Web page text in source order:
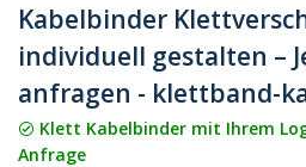
Kabelbinder
individuell gestalten –
anfragen - klettband-
Klett Kabelbinder mit Ihrem
Anfrage